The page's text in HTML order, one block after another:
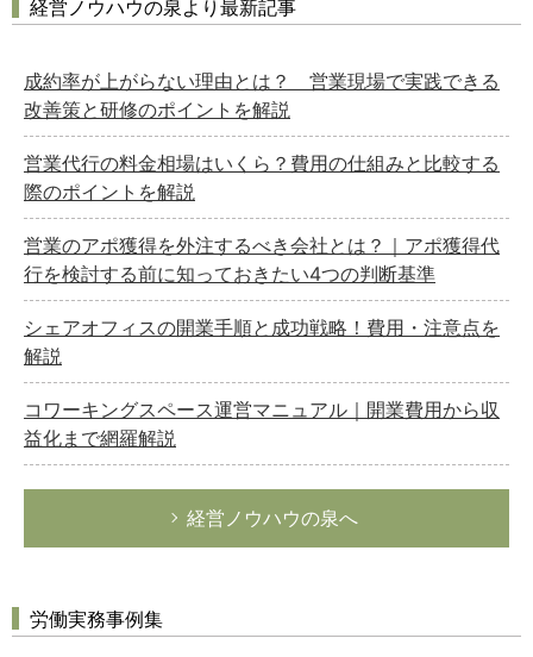
経営ノウハウの泉より最新記事
成約率が上がらない理由とは？ 営業現場で実践できる
改善策と研修のポイントを解説
営業代行の料金相場はいくら？費用の仕組みと比較する
際のポイントを解説
営業のアポ獲得を外注するべき会社とは？｜アポ獲得代
行を検討する前に知っておきたい4つの判断基準
シェアオフィスの開業手順と成功戦略！費用・注意点を
解説
コワーキングスペース運営マニュアル｜開業費用から収
益化まで網羅解説
経営ノウハウの泉へ
労働実務事例集